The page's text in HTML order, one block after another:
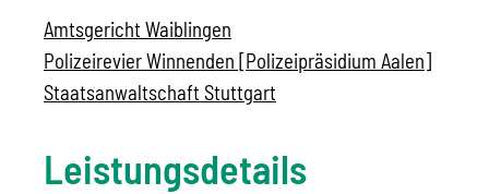
Amtsgericht Waiblingen
Polizeirevier Winnenden [Polizeipräsidium Aalen]
Staatsanwaltschaft Stuttgart
Leistungsdetails